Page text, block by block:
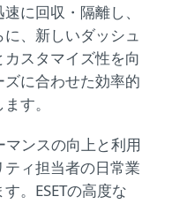
に回収・隔離し、
、新しいダッシュ
スタマイズ性を向
に合わせた効率的
す。
マンスの向上と利用
ィ担当者の日常業
。ESETの高度な